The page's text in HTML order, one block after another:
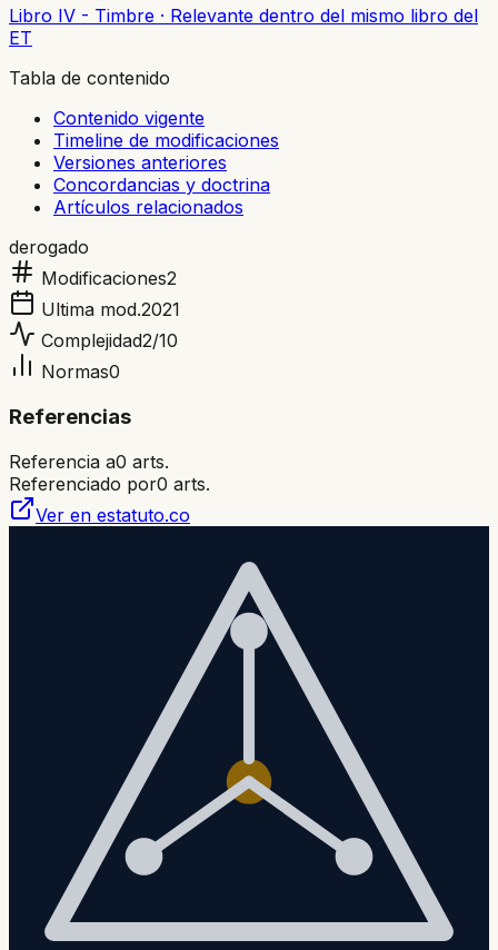
Libro IV - Timbre · Relevante dentro del mismo libro del
ET
Tabla de contenido
Contenido vigente
Timeline de modificaciones
Versiones anteriores
Concordancias y doctrina
Artículos relacionados
derogado
Modificaciones2
Ultima mod.2021
Complejidad2/10
Normas0
Referencias
Referencia a0 arts.
Referenciado por0 arts.
Ver en estatuto.co